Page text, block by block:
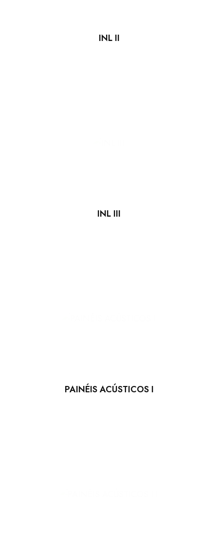
INL II
INL III
PAINÉIS ACÚSTICOS I